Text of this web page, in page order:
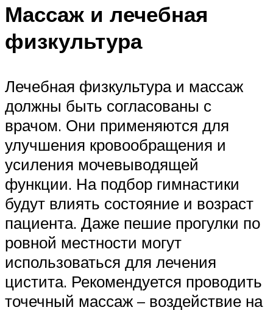
Массаж и лечебная
физкультура
Лечебная физкультура и массаж
должны быть согласованы с
врачом. Они применяются для
улучшения кровообращения и
усиления мочевыводящей
функции. На подбор гимнастики
будут влиять состояние и возраст
пациента. Даже пешие прогулки по
ровной местности могут
использоваться для лечения
цистита. Рекомендуется проводить
точечный массаж – воздействие на